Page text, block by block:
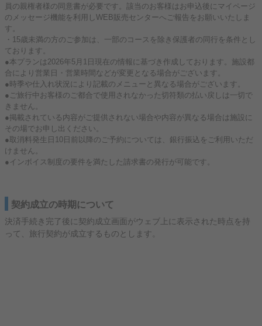
員の親権者様の同意書が必要です。該当のお客様はお申込後にマイページ
のメッセージ機能を利用しWEB販売センターへご報告をお願いいたしま
す。
・15歳未満の方のご参加は、一部のコースを除き保護者の同行を条件とし
ております。
●本プランは2026年5月1日現在の情報に基づき作成しております。施設都
合により営業日・営業時間などが変更となる場合がございます。
●時季や仕入れ状況により記載のメニューと異なる場合がございます。
●ご旅行中お客様のご都合で使用されなかった切符類の払い戻しは一切で
きません。
●掲載されている内容がご提供されない場合や内容が異なる場合は施設に
その場でお申し出ください。
●取消料発生日10日前以降のご予約については、銀行振込をご利用いただ
けません。
●インボイス制度の要件を満たした請求書の発行が可能です。
契約成立の時期について
決済手続き完了後に契約成立画面がウェブ上に表示された時点を持
って、旅行契約が成立するものとします。